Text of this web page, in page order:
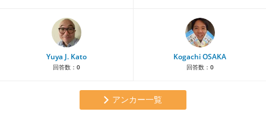
Yuya J. Kato
回答数： 0
Kogachi OSAKA
回答数： 0
アンカー一覧